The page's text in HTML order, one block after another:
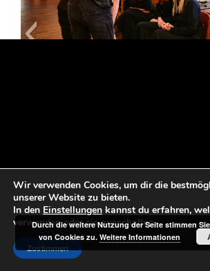
Beitrags-Navigation
←Potsdam 23.Mai
Wir verwenden Cookies, um dir die
unserer Website zu bieten.
In den Einstellungen kannst du erfahren,
verwenden oder sie ausschalten.
Zustimmen
Durch die weitere Nutzung der Seite stimmen
von Cookies zu.Weitere Informationen